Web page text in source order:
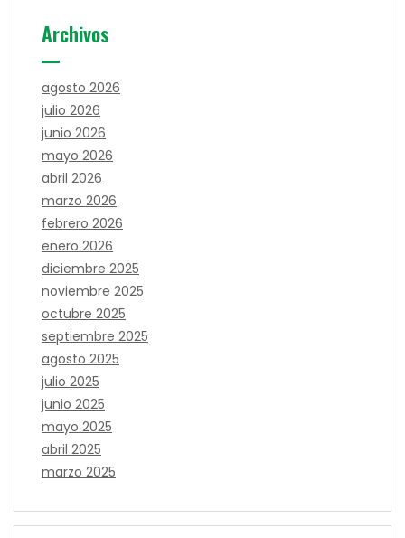
Archivos
agosto 2026
julio 2026
junio 2026
mayo 2026
abril 2026
marzo 2026
febrero 2026
enero 2026
diciembre 2025
noviembre 2025
octubre 2025
septiembre 2025
agosto 2025
julio 2025
junio 2025
mayo 2025
abril 2025
marzo 2025